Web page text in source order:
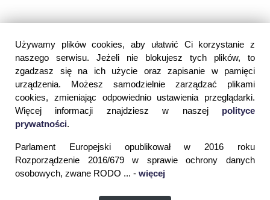
Używamy plików cookies, aby ułatwić Ci korzystanie z
naszego serwisu. Jeżeli nie blokujesz tych plików, to
zgadzasz się na ich użycie oraz zapisanie w pamięci
urządzenia. Możesz samodzielnie zarządzać plikami
cookies, zmieniając odpowiednio ustawienia przeglądarki.
Więcej informacji znajdziesz w naszej polityce
prywatności.
Parlament Europejski opublikował w 2016 roku
Rozporządzenie 2016/679 w sprawie ochrony danych
osobowych, zwane RODO ... - więcej